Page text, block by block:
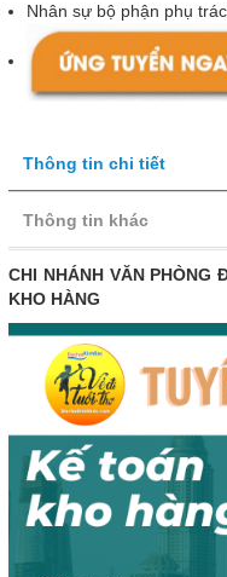
Nhân sự bộ phận phụ
Thông tin chi tiết
Thông tin khác
CHI NHÁNH VĂN PHÒNG
KHO HÀNG